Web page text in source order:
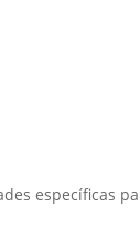
específicas